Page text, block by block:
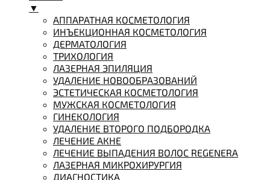
▼
АППАРАТНАЯ КОСМЕТОЛОГИЯ
ИНЪЕКЦИОННАЯ КОСМЕТОЛОГИЯ
ДЕРМАТОЛОГИЯ
ТРИХОЛОГИЯ
ЛАЗЕРНАЯ ЭПИЛЯЦИЯ
УДАЛЕНИЕ НОВООБРАЗОВАНИЙ
ЭСТЕТИЧЕСКАЯ КОСМЕТОЛОГИЯ
МУЖСКАЯ КОСМЕТОЛОГИЯ
ГИНЕКОЛОГИЯ
УДАЛЕНИЕ ВТОРОГО ПОДБОРОДКА
ЛЕЧЕНИЕ АКНЕ
ЛЕЧЕНИЕ ВЫПАДЕНИЯ ВОЛОС REGENERA
ЛАЗЕРНАЯ МИКРОХИРУРГИЯ
ДИАГНОСТИКА